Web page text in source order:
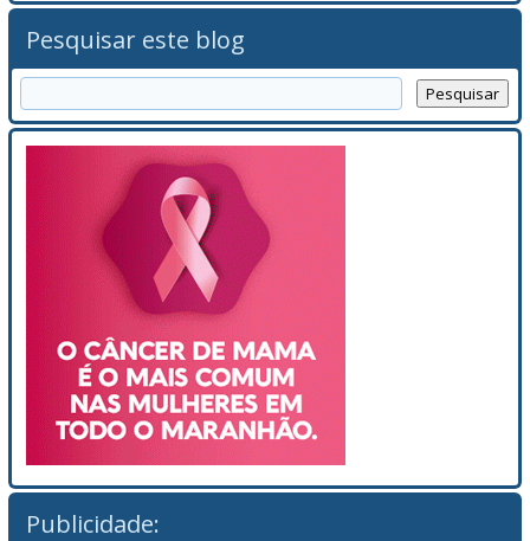
Pesquisar este blog
Publicidade: